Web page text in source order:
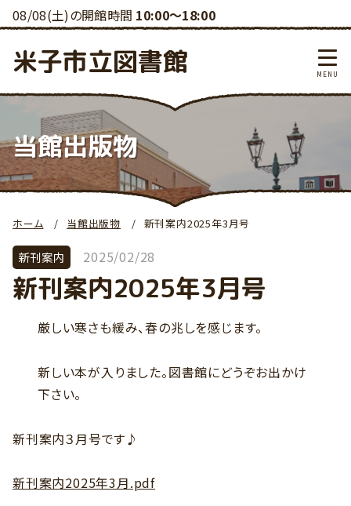
08/08(土)の開館時間 10:00～18:00
米子市立図書館
当館出版物
ホーム 当館出版物 新刊案内2025年3月号
新刊案内 2025/02/28
新刊案内2025年3月号
厳しい寒さも緩み、春の兆しを感じます。
新しい本が入りました。図書館にどうぞお出かけ
下さい。
新刊案内３月号です♪
新刊案内2025年3月.pdf